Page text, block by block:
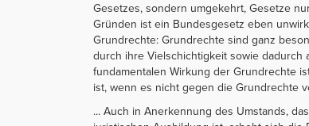
Gesetzes, sondern umgekehrt, Gesetze
Gründen ist ein Bundesgesetz eben
Grundrechte: Grundrechte sind ganz
durch ihre Vielschichtigkeit sowie
fundamentalen Wirkung der Grundrechte
ist, wenn es nicht gegen die Grundrechte
... Auch in Anerkennung des Umstands,